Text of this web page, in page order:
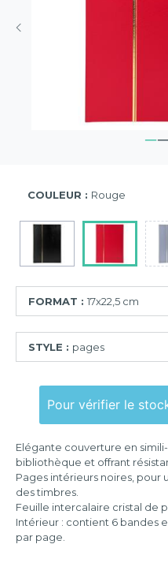
COULEUR : Rouge
FORMAT : 17x22,5 cm
17x22,5
cm
STYLE : pages
Elégante couverture en
bibliothèque et offrant
Pages intérieurs noires, pour
des timbres.
Feuille intercalaire cristal de
Intérieur : contient 6 bandes
par page.